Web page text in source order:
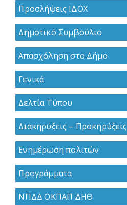
Προσλήψεις ΙΔΟΧ
Δημοτικό Συμβούλιο
Απασχόληση στο Δήμο
Γενικά
Δελτία Τύπου
Διακηρύξεις – Προκηρύξεις
Ενημέρωση πολιτών
Προγράμματα
ΝΠΔΔ ΟΚΠΑΠ ΔΗΘ